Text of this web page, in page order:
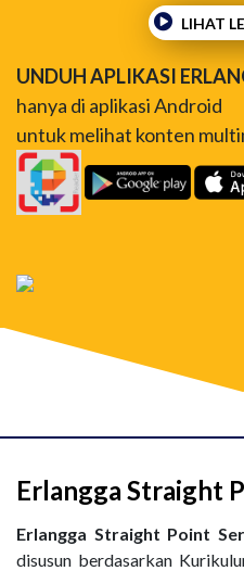
LIHAT
UNDUH APLIKASI
hanya di aplikasi Android
untuk melihat konten
Erlangga Straight
Erlangga Straight Point
disusun berdasarkan